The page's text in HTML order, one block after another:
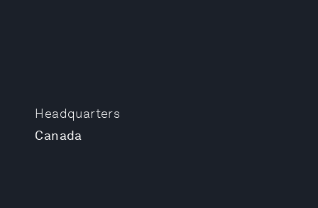
Headquarters
Canada